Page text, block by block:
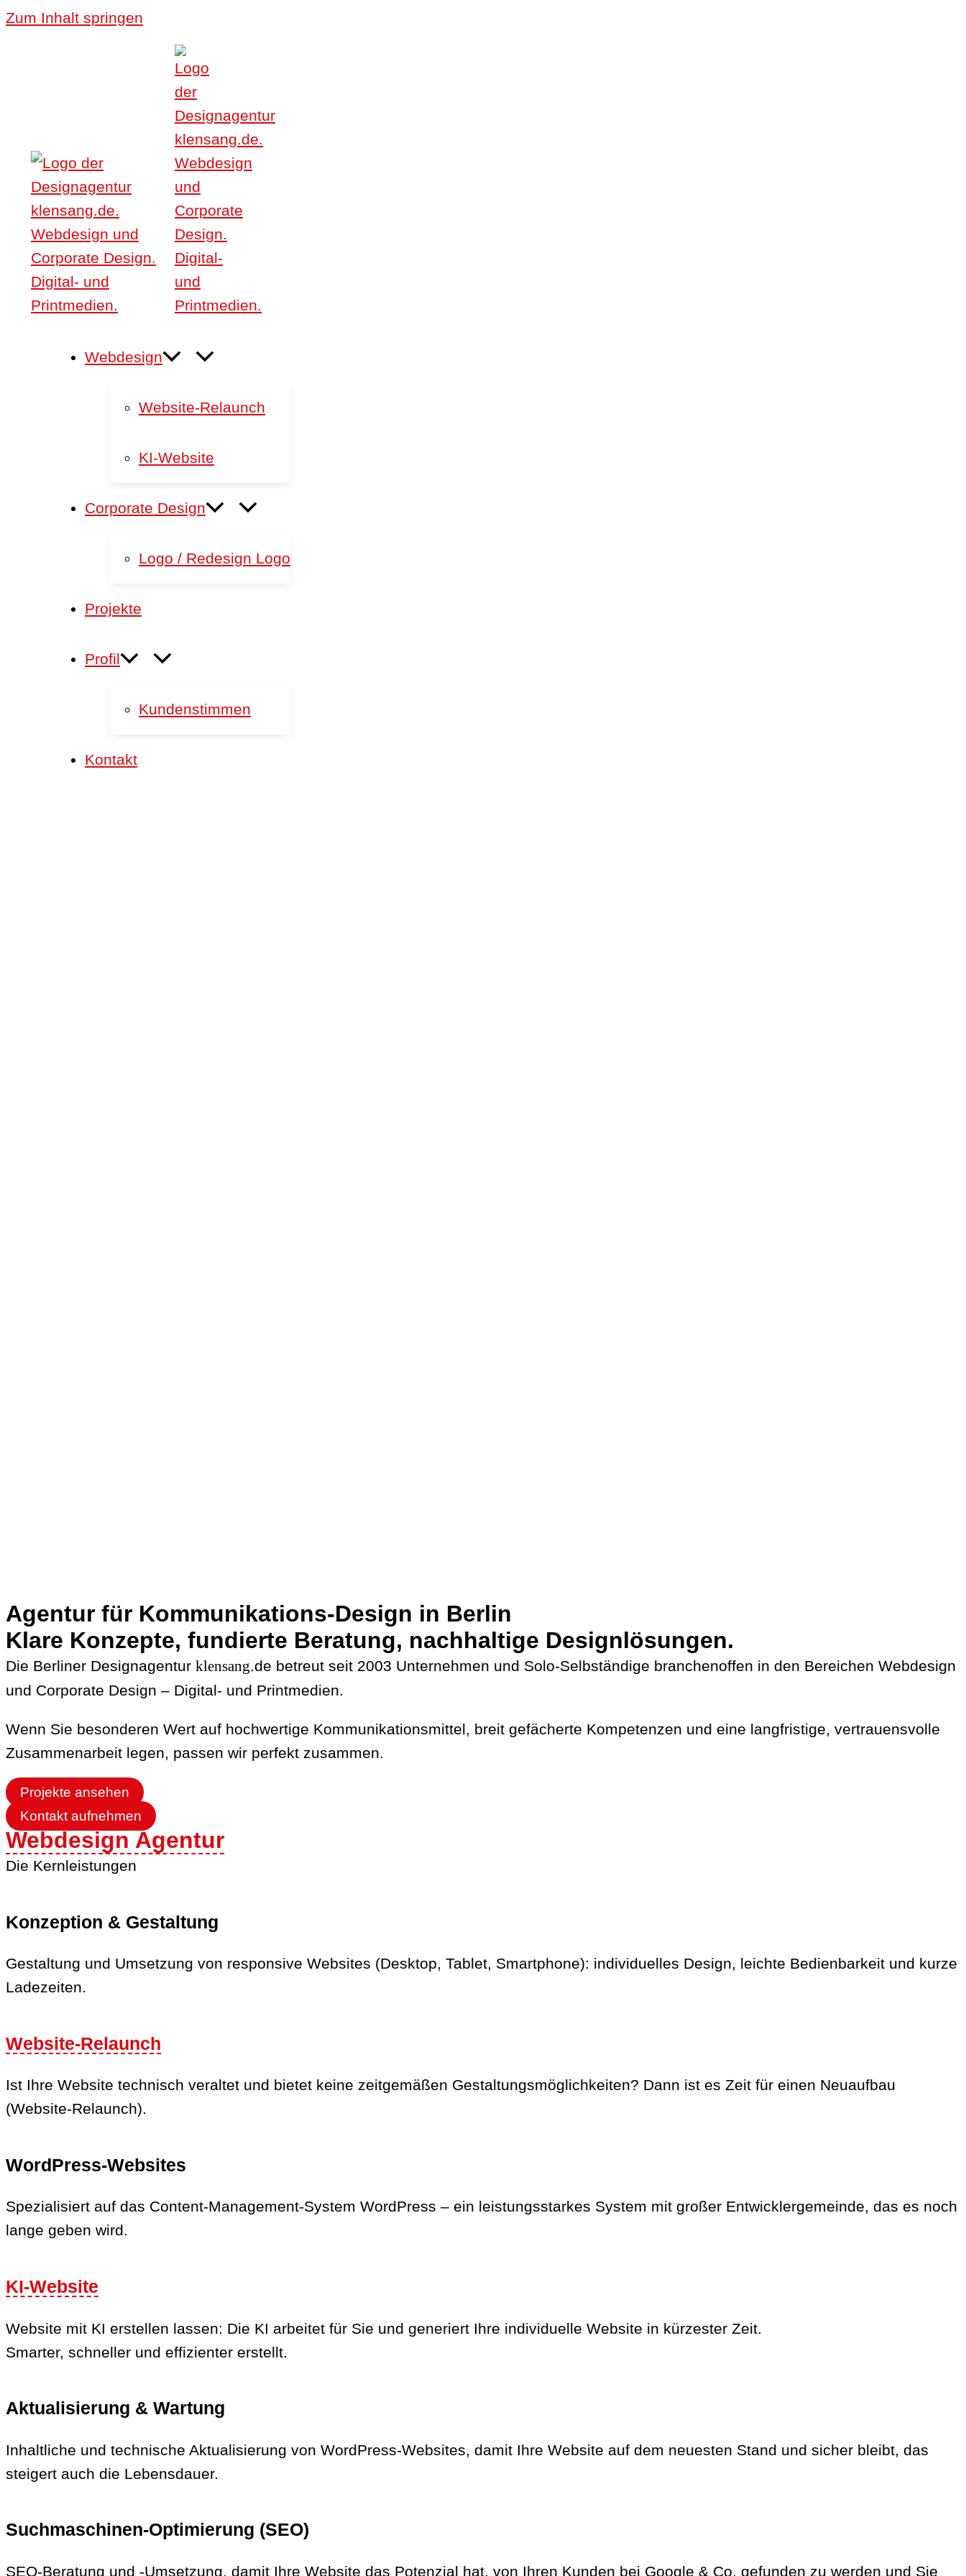
Zum Inhalt springen
Webdesign
Website-Relaunch
KI-Website
Corporate Design
Logo / Redesign Logo
Projekte
Profil
Kundenstimmen
Kontakt
Agentur für Kommunikations-Design in Berlin
Klare Konzepte, fundierte Beratung, nachhaltige Designlösungen.
Die Berliner Designagentur klensang.de betreut seit 2003 Unternehmen und Solo-Selbständige branchenoffen in den Bereichen Webdesign
und Corporate Design – Digital- und Printmedien.
Wenn Sie besonderen Wert auf hochwertige Kommunikationsmittel, breit gefächerte Kompetenzen und eine langfristige, vertrauensvolle
Zusammenarbeit legen, passen wir perfekt zusammen.
Projekte ansehen
Kontakt aufnehmen
Webdesign Agentur
Die Kernleistungen
Konzeption & Gestaltung
Gestaltung und Umsetzung von responsive Websites (Desktop, Tablet, Smartphone): individuelles Design, leichte Bedienbarkeit und kurze
Ladezeiten.
Website-Relaunch
Ist Ihre Website technisch veraltet und bietet keine zeitgemäßen Gestaltungsmöglichkeiten? Dann ist es Zeit für einen Neuaufbau
(Website-Relaunch).
WordPress-Websites
Spezialisiert auf das Content-Management-System WordPress – ein leistungsstarkes System mit großer Entwicklergemeinde, das es noch
lange geben wird.
KI-Website
Website mit KI erstellen lassen: Die KI arbeitet für Sie und generiert Ihre individuelle Website in kürzester Zeit.
Smarter, schneller und effizienter erstellt.
Aktualisierung & Wartung
Inhaltliche und technische Aktualisierung von WordPress-Websites, damit Ihre Website auf dem neuesten Stand und sicher bleibt, das
steigert auch die Lebensdauer.
Suchmaschinen-Optimierung (SEO)
SEO-Beratung und -Umsetzung, damit Ihre Website das Potenzial hat, von Ihren Kunden bei Google & Co. gefunden zu werden und Sie